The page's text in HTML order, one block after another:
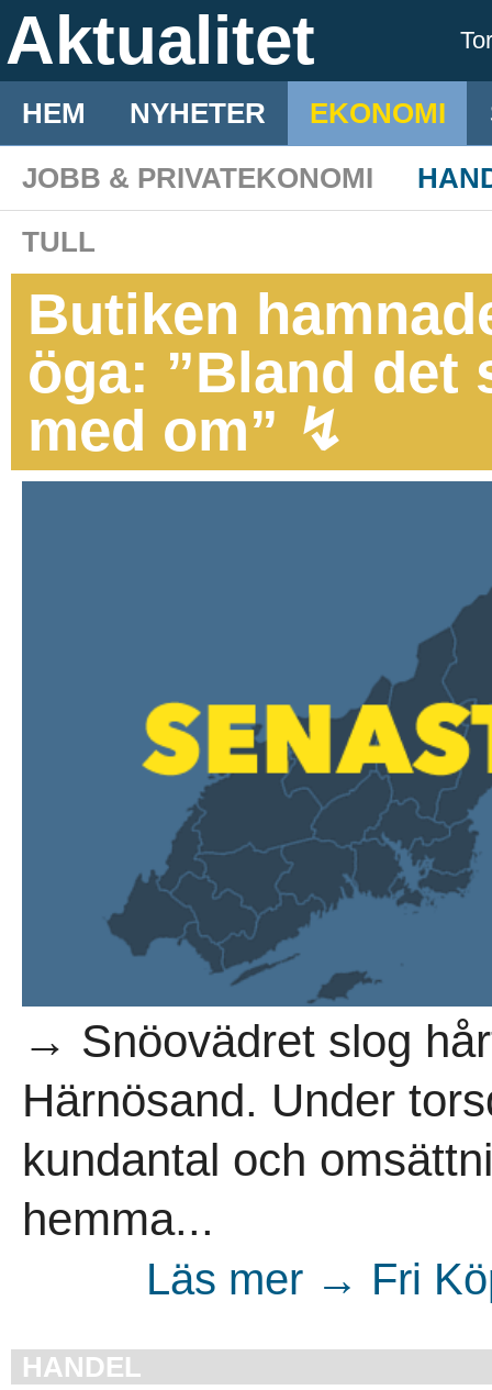
Aktualitet
HEM NYHETER EKONOMI
JOBB & PRIVATEKONOMI
TULL
Butiken
öga: ”Bland det
med om” ↯
→ Snöovädret slog
Härnösand. Under
kundantal och
hemma...
Läs mer → Fri
HANDEL